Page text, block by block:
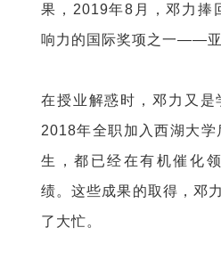
果，2019年8月，邓力捧
响力的国际奖项之一——亚
在授业解惑时，邓力又是
2018年全职加入西湖大
生，都已经在有机催化
绩。这些成果的取得，邓
了大忙。